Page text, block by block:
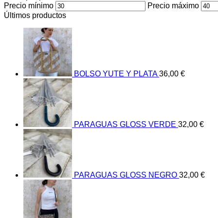
Precio mínimo
Precio máximo
Últimos productos
BOLSO YUTE Y PLATA 36,00 €
PARAGUAS GLOSS VERDE 32,00 €
PARAGUAS GLOSS NEGRO 32,00 €